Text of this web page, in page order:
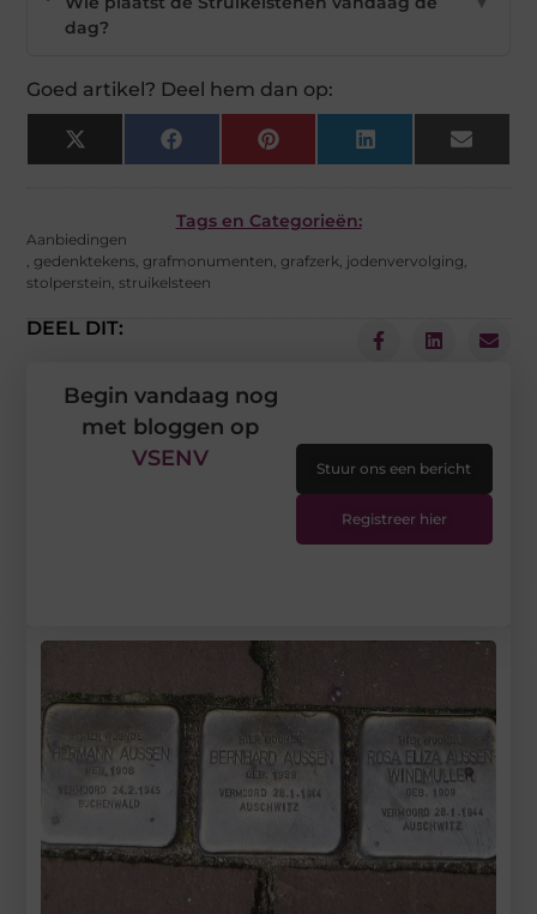
dag?
Goed artikel? Deel hem dan op:
X
(Twitter)
Facebook Pinterest LinkedIn Email
Tags en Categorieën:
Aanbiedingen
,gedenktekens,grafmonumenten,grafzerk, jodenvervolging,
stolperstein, struikelsteen
DEEL DIT:
Begin vandaag nog
met bloggen op
VSENV
Stuur ons een bericht
Registreer hier